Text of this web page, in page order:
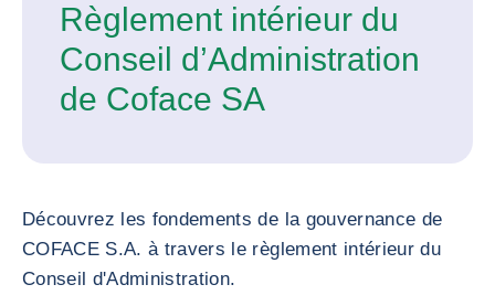
Règlement intérieur du
Conseil d’Administration
de Coface SA
Découvrez les fondements de la gouvernance de
COFACE S.A. à travers le règlement intérieur du
Conseil d'Administration.